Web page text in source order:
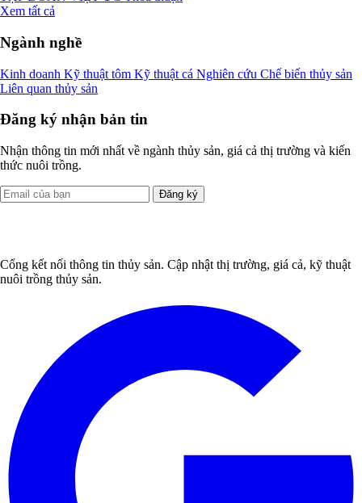
Xem tất cả
Ngành nghề
Kinh doanh Kỹ thuật tôm Kỹ thuật cá Nghiên cứu Chế biến thủy sản
Liên quan thủy sản
Đăng ký nhận bản tin
Nhận thông tin mới nhất về ngành thủy sản, giá cả thị trường và kiến
thức nuôi trồng.
Đăng ký
Cổng kết nối thông tin thủy sản. Cập nhật thị trường, giá cả, kỹ thuật
nuôi trồng thủy sản.